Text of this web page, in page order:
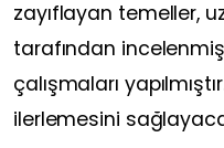
zayıflayan temeller,
tarafından
çalışmaları
ilerlemesini